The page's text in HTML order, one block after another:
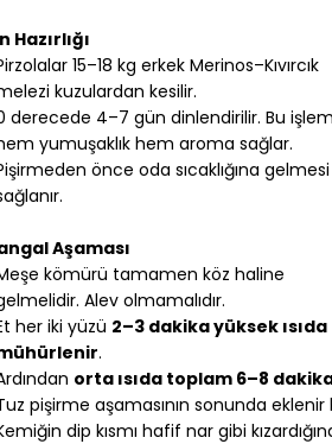
Hazırlığı
15–18 kg erkek Merinos–Kıvırcık
kuzulardan kesilir.
derecede 4–7 gün dinlendirilir. Bu işlem
yumuşaklık hem aroma sağlar.
önce oda sıcaklığına gelmesi
Aşaması
kömürü tamamen köz haline
Alev olmamalıdır.
her iki yüzü 2–3 dakika yüksek ısıda
.
orta ısıda toplam 6–8
pişirme aşamasının sonunda
dip kısmı hafif nar gibi